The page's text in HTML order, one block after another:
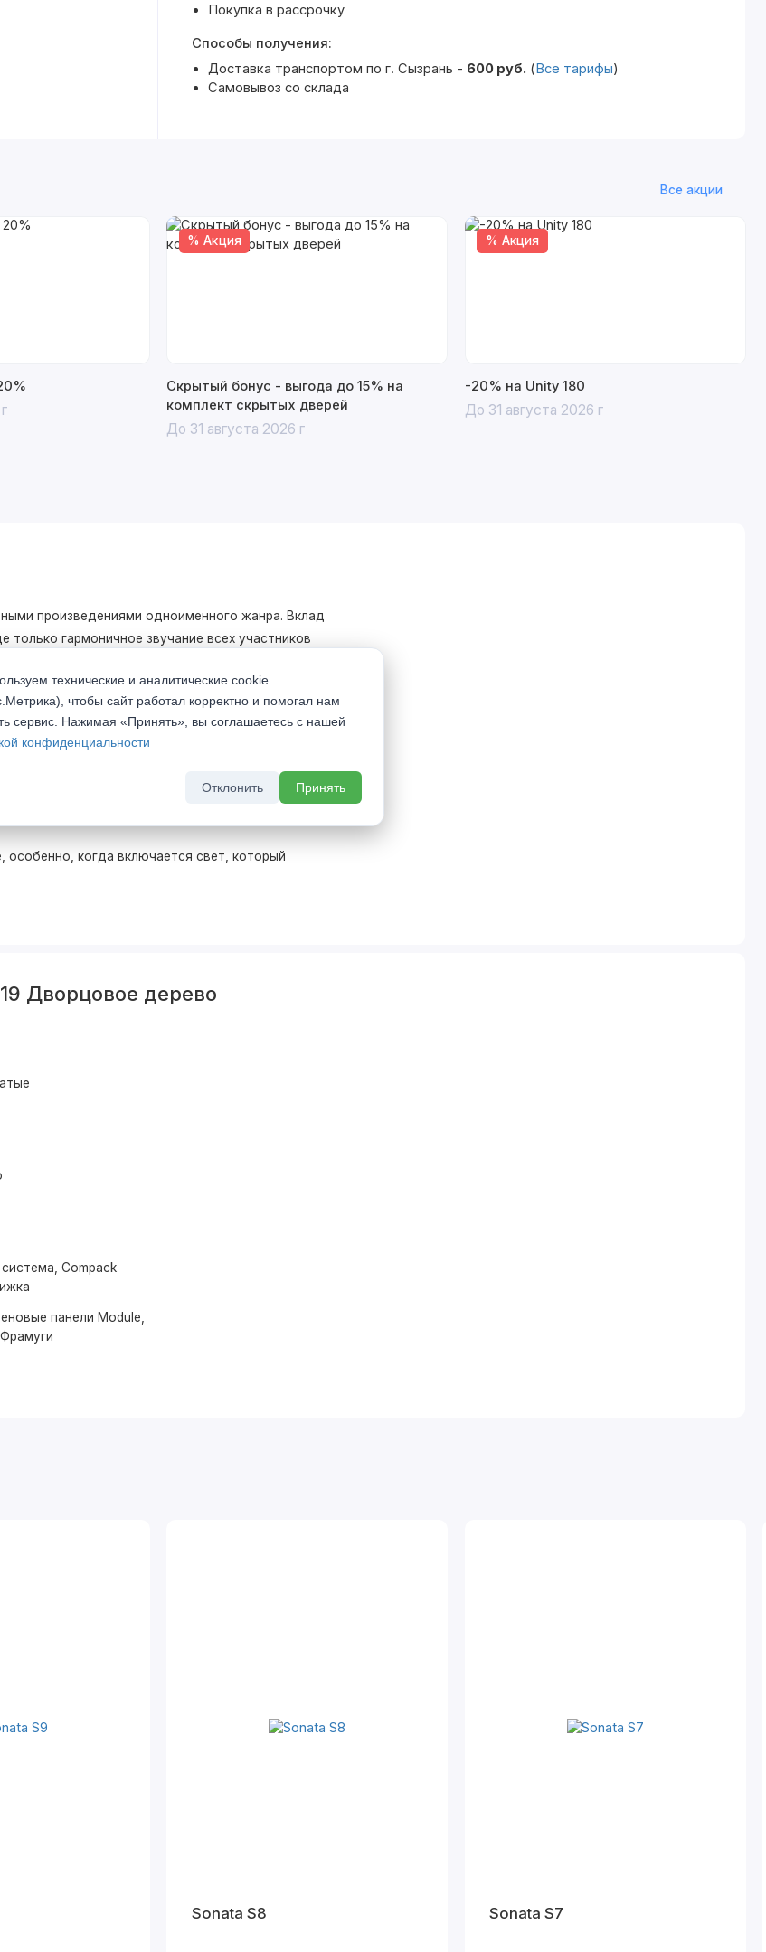
Покупка в рассрочку
Способы получения:
Доставка транспортом по г. Сызрань - 600 руб. (Все тарифы)
Самовывоз со склада
Все акции
% Акция
Скрытый бонус - выгода до 15% на
комплект скрытых дверей
До 31 августа 2026 г
% Акция
-20% на Unity 180
До 31 августа 2026 г
произведениями одноименного жанра. Вклад
гармоничное звучание всех участников
интерьеру целостность.
вносят в интерьер порядок. Благодаря
когда включается свет, который
Дворцовое дерево
Compack
панели Module,
Sonata S8 Sonata S7
технические и аналитические cookie
чтобы сайт работал корректно и помогал нам
сервис. Нажимая «Принять», вы соглашаетесь с нашей
конфиденциальности
Отклонить Принять